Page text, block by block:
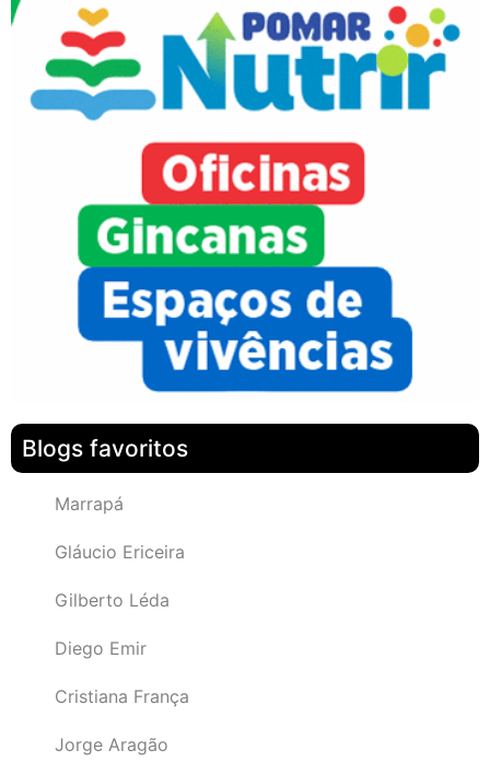
Blogs favoritos
Marrapá
Gláucio Ericeira
Gilberto Léda
Diego Emir
Cristiana França
Jorge Aragão